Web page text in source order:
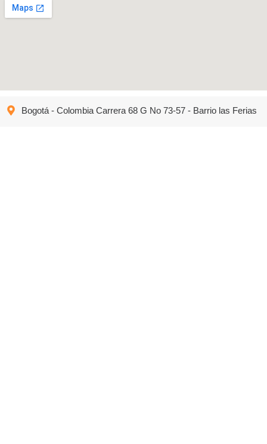
Bogotá - Colombia Carrera 68 G No 73-57 - Barrio las Ferias